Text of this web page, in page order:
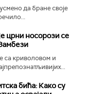
да бране своје
црни носорози се
са криволовом и
бића: Како су